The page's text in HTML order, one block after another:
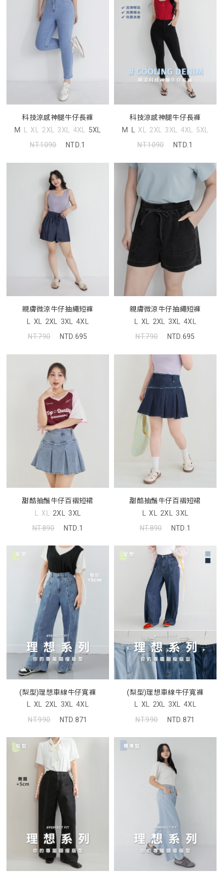
科技涼感神腿牛仔長褲
M L XL 2XL 3XL 4XL 5XL
NT.1090
NTD.1
科技涼感神腿牛仔長褲
M L XL 2XL 3XL 4XL 5XL
NT.1090
NTD.1
親膚微涼牛仔抽繩短褲
L XL 2XL 3XL 4XL
NT.790
NTD.695
親膚微涼牛仔抽繩短褲
L XL 2XL 3XL 4XL
NT.790
NTD.695
甜酷抽鬚牛仔百褶短裙
L XL 2XL 3XL
NT.890
NTD.1
甜酷抽鬚牛仔百褶短裙
L XL 2XL 3XL
NT.890
NTD.1
(梨型)理想車線牛仔寬褲
L XL 2XL 3XL 4XL
NT.990
NTD.871
(梨型)理想車線牛仔寬褲
L XL 2XL 3XL 4XL
NT.990
NTD.871